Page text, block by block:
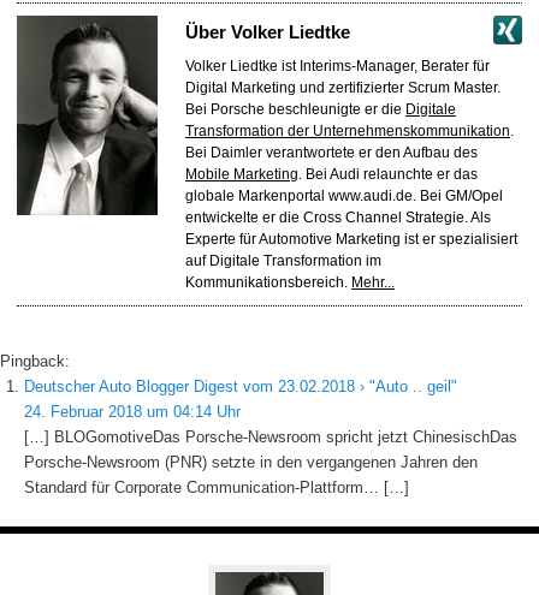
Über Volker Liedtke
Volker Liedtke ist Interims-Manager, Berater für
Digital Marketing und zertifizierter Scrum Master.
Bei Porsche beschleunigte er die Digitale
Transformation der Unternehmenskommunikation.
Bei Daimler verantwortete er den Aufbau des
Mobile Marketing. Bei Audi relaunchte er das
globale Markenportal www.audi.de. Bei GM/Opel
entwickelte er die Cross Channel Strategie. Als
Experte für Automotive Marketing ist er spezialisiert
auf Digitale Transformation im
Kommunikationsbereich. Mehr...
Pingback:
Deutscher Auto Blogger Digest vom 23.02.2018 › "Auto .. geil"
24. Februar 2018 um 04:14 Uhr
[…] BLOGomotiveDas Porsche-Newsroom spricht jetzt ChinesischDas
Porsche-Newsroom (PNR) setzte in den vergangenen Jahren den
Standard für Corporate Communication-Plattform… […]